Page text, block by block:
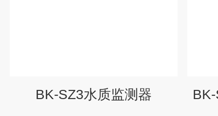
BK-SZ3水质监测器